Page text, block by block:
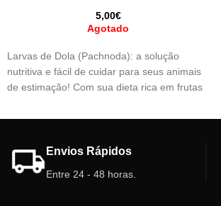
5,00€
Agotado
Larvas de Dola (Pachnoda): a solução
nutritiva e fácil de cuidar para seus animais
de estimação! Com sua dieta rica em frutas
proteínas e praticamente não contêm
répteis e anfíbios. Escolha o melhor para
seus pets!!
Envios Rápidos
Entre 24 - 48 horas.